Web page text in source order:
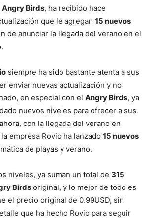
Angry Birds, ha recibido hace
que le agregan 15 nuevos
de anunciar la llegada del verano en el
siempre ha sido bastante atenta a sus
enviar nuevas actualización y no
en especial con el Angry Birds, ya
nuevos niveles para ofrecer a sus
con la llegada del verano en
empresa Rovio ha lanzado 15 nuevos
de playas y verano.
niveles, ya suman un total de 315
Birds original, y lo mejor de todo es
el precio original de 0.99USD, sin
que ha hecho Rovio para seguir